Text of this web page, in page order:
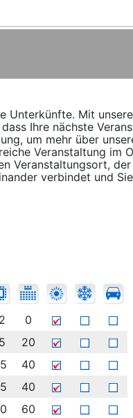
Unterkünfte. Mit
Ihre nächste
um mehr über
Veranstaltung im
Veranstaltungsort,
verbindet und
0
20
40
40
60